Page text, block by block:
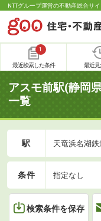
NTTグループ運営の不動産総合サ
1
最近検索した条件 最近見
アスモ前駅(静岡
一覧
駅 天竜浜名湖
条件 指定なし
検索条件を保存